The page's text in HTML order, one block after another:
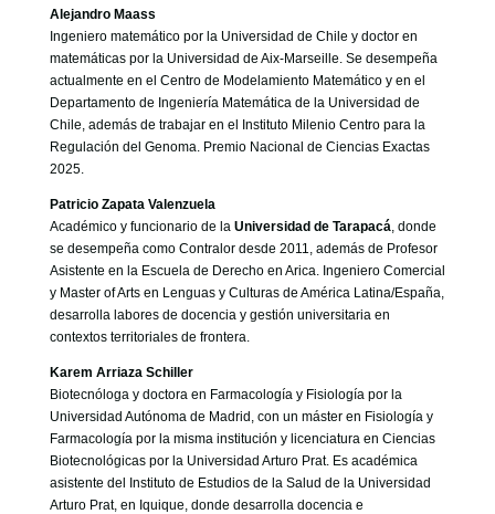
Alejandro Maass
Ingeniero matemático por la Universidad de Chile y doctor en
matemáticas por la Universidad de Aix-Marseille. Se desempeña
actualmente en el Centro de Modelamiento Matemático y en el
Departamento de Ingeniería Matemática de la Universidad de
Chile, además de trabajar en el Instituto Milenio Centro para la
Regulación del Genoma. Premio Nacional de Ciencias Exactas
2025.
Patricio Zapata Valenzuela
Académico y funcionario de la Universidad de Tarapacá, donde
se desempeña como Contralor desde 2011, además de Profesor
Asistente en la Escuela de Derecho en Arica. Ingeniero Comercial
y Master of Arts en Lenguas y Culturas de América Latina/España,
desarrolla labores de docencia y gestión universitaria en
contextos territoriales de frontera.
Karem Arriaza Schiller
Biotecnóloga y doctora en Farmacología y Fisiología por la
Universidad Autónoma de Madrid, con un máster en Fisiología y
Farmacología por la misma institución y licenciatura en Ciencias
Biotecnológicas por la Universidad Arturo Prat. Es académica
asistente del Instituto de Estudios de la Salud de la Universidad
Arturo Prat, en Iquique, donde desarrolla docencia e